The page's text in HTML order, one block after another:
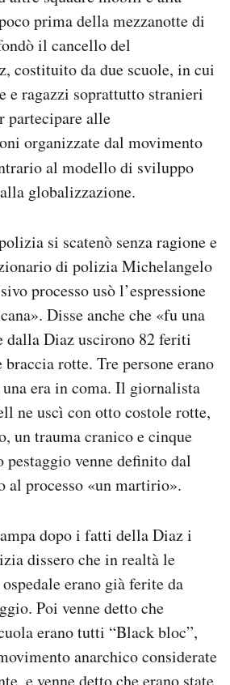
prima della mezzanotte di
il cancello del
costituito da due scuole, in cui
e ragazzi soprattutto stranieri
alle
organizzate dal movimento
al modello di sviluppo
globalizzazione.
si scatenò senza ragione e
di polizia Michelangelo
processo usò l’espressione
Disse anche che «fu una
dalla Diaz uscirono 82 feriti
braccia rotte. Tre persone erano
era in coma. Il giornalista
ne uscì con otto costole rotte,
un trauma cranico e cinque
venne definito dal
al processo «un martirio».
dopo i fatti della Diaz i
dissero che in realtà le
erano già ferite da
Poi venne detto che
erano tutti “Black bloc”,
anarchico considerate
e venne detto che erano state